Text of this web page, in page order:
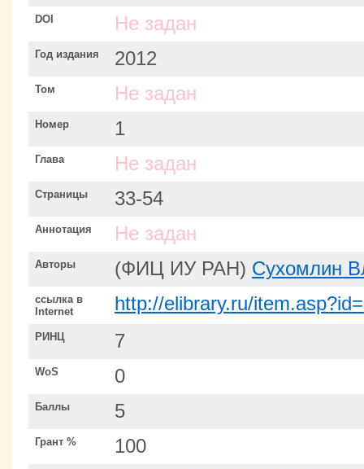
DOI Не задан
Год издания 2012
Том Не задан
Номер 1
Глава Не задан
Страницы 33-54
Аннотация Не задан
Авторы (ФИЦ ИУ РАН) Сухомлин
ссылка в
Internet
http://elibrary.ru/
РИНЦ 7
WoS 0
Баллы 5
Грант % 100